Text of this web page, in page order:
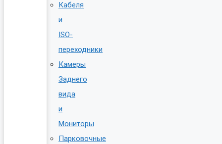
Кабеля
и
ISO-
переходники
Камеры
Заднего
вида
и
Мониторы
Парковочные